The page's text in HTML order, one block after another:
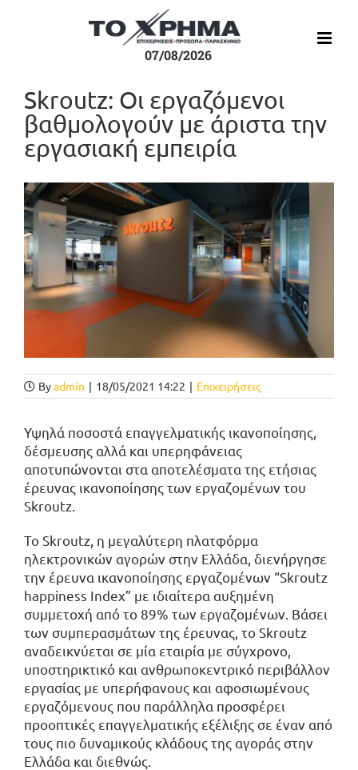
07/08/2026
Skroutz: Οι εργαζόμενοι
βαθμολογούν με άριστα την
εργασιακή εμπειρία
Προβολή
μεγαλύτερης
εικόνας
Byadmin | 18/05/2021 14:22 | Επιχειρήσεις
Υψηλά ποσοστά επαγγελματικής ικανοποίησης,
δέσμευσης αλλά και υπερηφάνειας
αποτυπώνονται στα αποτελέσματα της ετήσιας
έρευνας ικανοποίησης των εργαζομένων του
Skroutz.
Το Skroutz, η μεγαλύτερη πλατφόρμα
ηλεκτρονικών αγορών στην Ελλάδα, διενήργησε
την έρευνα ικανοποίησης εργαζομένων “Skroutz
happiness Index” με ιδιαίτερα αυξημένη
συμμετοχή από το 89% των εργαζομένων. Βάσει
των συμπερασμάτων της έρευνας, το Skroutz
αναδεικνύεται σε μία εταιρία με σύγχρονο,
υποστηρικτικό και ανθρωποκεντρικό περιβάλλον
εργασίας με υπερήφανους και αφοσιωμένους
εργαζόμενους που παράλληλα προσφέρει
προοπτικές επαγγελματικής εξέλιξης σε έναν από
τους πιο δυναμικούς κλάδους της αγοράς στην
Ελλάδα και διεθνώς.